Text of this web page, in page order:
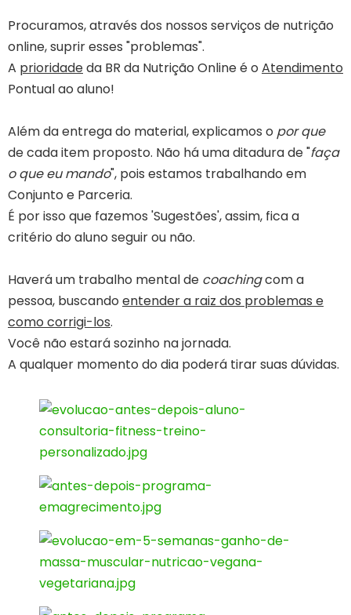
Procuramos, através dos nossos serviços de nutrição
online, suprir esses "problemas".
A prioridadeda BR da Nutrição Online é o Atendimento
Pontual ao aluno!
Além da entrega do material, explicamos o por que
de cada item proposto. Não há uma ditadura de "faça
o que eu mando", pois estamos trabalhando em
Conjunto e Parceria.
É por isso que fazemos 'Sugestões', assim, fica a
critério do aluno seguir ou não.
Haverá um trabalho mental de coachingcom a
pessoa, buscando entender a raiz dos problemas e
como corrigi-los.
Você não estará sozinho na jornada.
A qualquer momento do dia poderá tirar suas dúvidas.